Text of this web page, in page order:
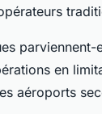
parviennent-
en
aéroports